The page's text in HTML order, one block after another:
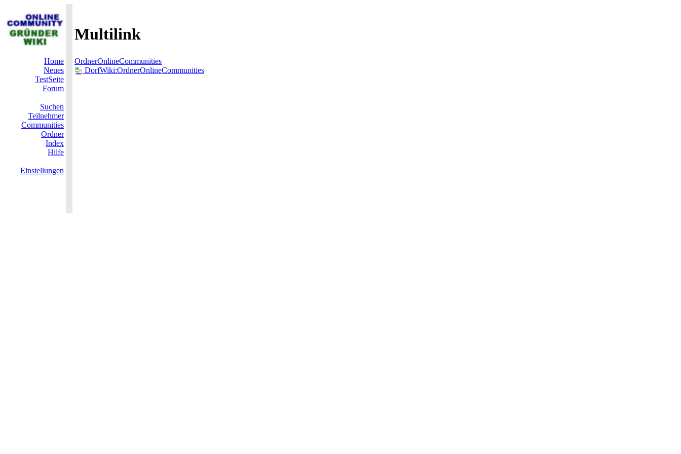
Multilink
Home
Neues
TestSeite
Forum
Suchen
Teilnehmer
Communities
Ordner
Index
Hilfe
Einstellungen
OrdnerOnlineCommunities
DorfWiki:OrdnerOnlineCommunities